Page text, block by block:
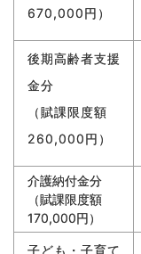
670,000円）
後期高齢者支援
金分
（賦課限度額
260,000円）
介護納付金分
（賦課限度額
170,000円）
子ども・子育て